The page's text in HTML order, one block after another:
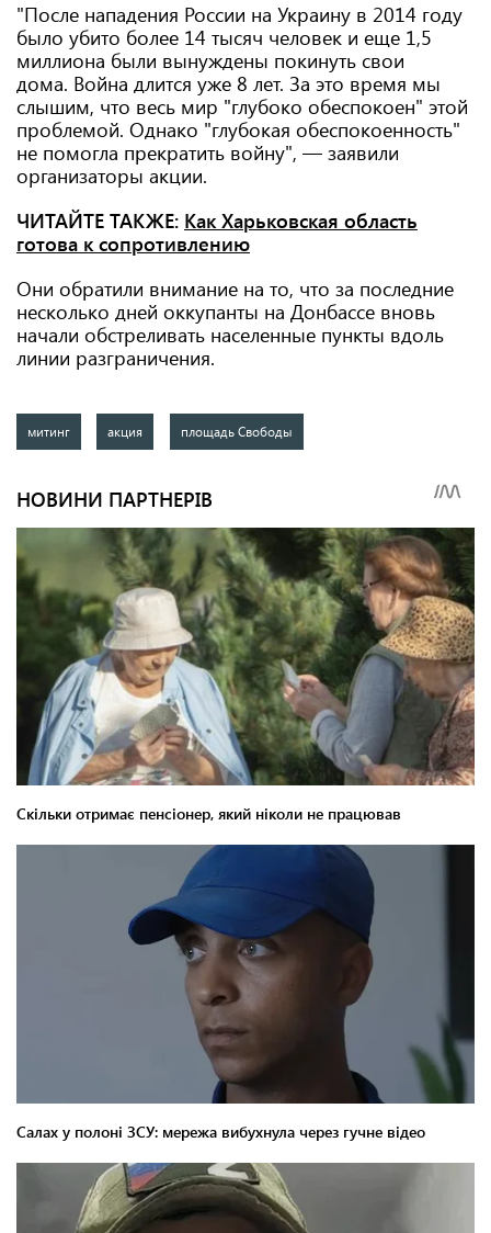
"После нападения России на Украину в 2014 году
было убито более 14 тысяч человек и еще 1,5
миллиона были вынуждены покинуть свои
дома. Война длится уже 8 лет. За это время мы
слышим, что весь мир "глубоко обеспокоен" этой
проблемой. Однако "глубокая обеспокоенность"
не помогла прекратить войну", — заявили
организаторы акции.
ЧИТАЙТЕ ТАКЖЕ: Как Харьковская область
готова к сопротивлению
Они обратили внимание на то, что за последние
несколько дней оккупанты на Донбассе вновь
начали обстреливать населенные пункты вдоль
линии разграничения.
митинг акция площадь Свободы